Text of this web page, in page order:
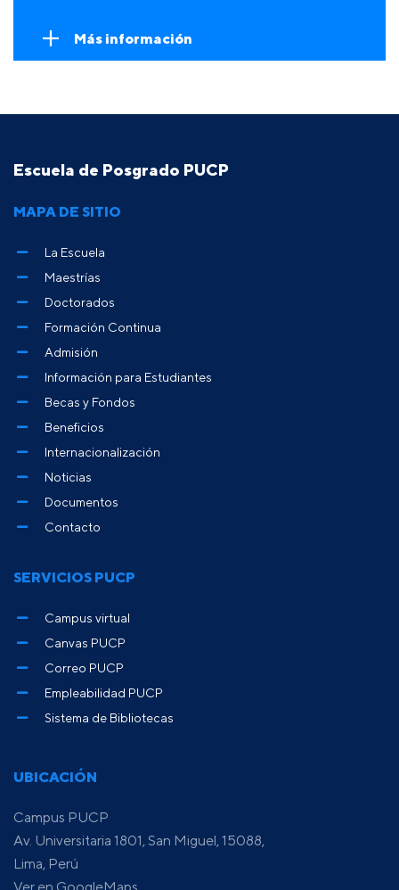
Más información
Escuela de Posgrado PUCP
UBICACIÓN
Campus PUCP
Av. Universitaria 1801, San Miguel, 15088,
Lima, Perú
Ver en GoogleMaps
MAPA DE SITIO
La Escuela
Maestrías
Doctorados
Formación Continua
Admisión
Información para Estudiantes
Becas y Fondos
Beneficios
Internacionalización
Noticias
Documentos
Contacto
SERVICIOS PUCP
Campus virtual
Canvas PUCP
Correo PUCP
Empleabilidad PUCP
Sistema de Bibliotecas